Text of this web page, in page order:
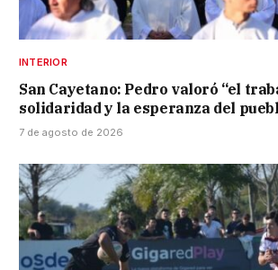
INTERIOR
San Cayetano: Pedro valoró “el
solidaridad y la esperanza del
7 de agosto de 2026